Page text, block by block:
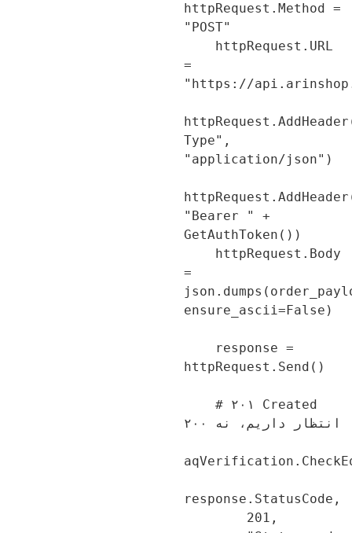
httpRequest.Method =
"POST"
    httpRequest.URL
=
"https://
Type",
"application/json")
"Bearer " +
GetAuthToken())
    httpRequest.Body
=
ensure_ascii=False)
    response =
httpRequest.Send()
    # ۲۰۱ Created
انتظار داریم، نه ۲۰۰
response.StatusCode,
        201,